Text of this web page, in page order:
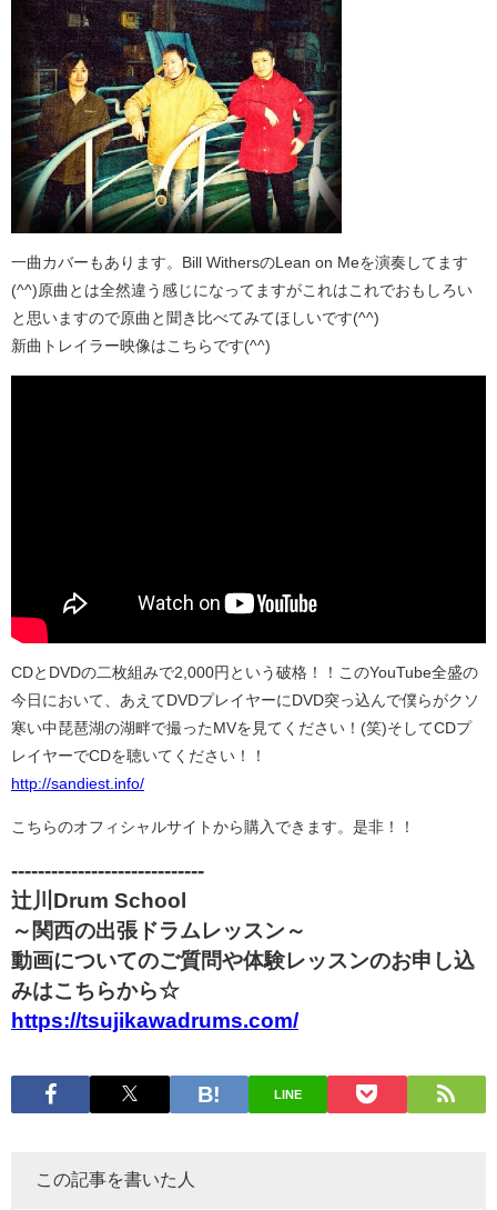
一曲カバーもあります。Bill WithersのLean on Meを演奏してます
(^^)原曲とは全然違う感じになってますがこれはこれでおもしろい
と思いますので原曲と聞き比べてみてほしいです(^^)
新曲トレイラー映像はこちらです(^^)
CDとDVDの二枚組みで2,000円という破格！！このYouTube全盛の
今日において、あえてDVDプレイヤーにDVD突っ込んで僕らがクソ
寒い中琵琶湖の湖畔で撮ったMVを見てください！(笑)そしてCDプ
レイヤーでCDを聴いてください！！
http://sandiest.info/
こちらのオフィシャルサイトから購入できます。是非！！
-----------------------------
辻川Drum School
～関西の出張ドラムレッスン～
動画についてのご質問や体験レッスンのお申し込
みはこちらから☆
https://tsujikawadrums.com/
LINE
この記事を書いた人